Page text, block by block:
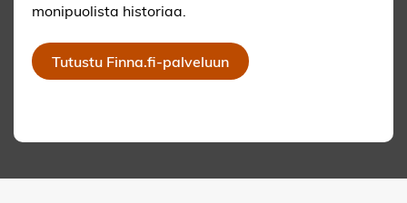
monipuolista historiaa.
Tutustu Finna.fi-palveluun